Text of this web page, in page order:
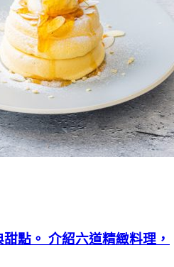
點。 介紹六道精緻料理，